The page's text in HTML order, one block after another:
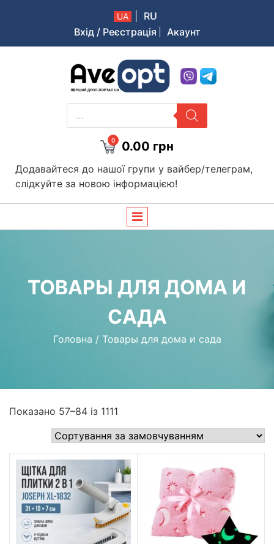
UA
RU
Вхід / Реєстрація
Акаунт
Aveopt – оптова дропшипінг платформа в Україні
PRODUCTS
SEARCH
0 0.00 грн
Додавайтеся до нашої групи у вайбер/телеграм,
слідкуйте за новою інформацією!
ТОВАРЫ ДЛЯ ДОМА И
САДА
Головна / Товары для дома и сада
Показано 57–84 із 1111